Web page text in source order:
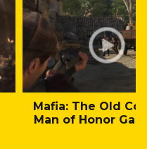
Mafia: The Old
Man of Honor